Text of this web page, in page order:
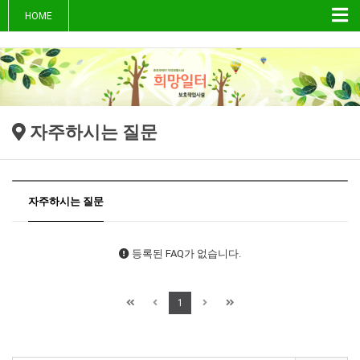
HOME
자주하시는 질문
자주하시는 질문
등록된 FAQ가 없습니다.
1